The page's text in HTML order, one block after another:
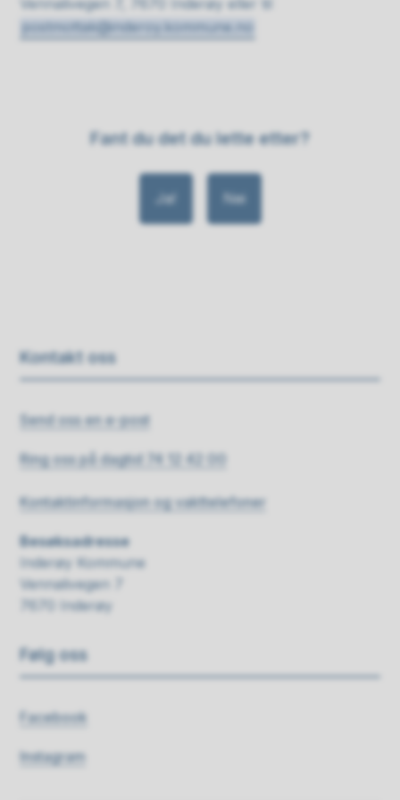
postmottak@inderoy.kommune.no
Fant du det du lette etter?
Ja Nei
Kontakt oss
Send oss en e-post
Ring oss på dagtid 74 12 42 00
Kontaktinformasjon og vakttelefoner
Besøksadresse
Inderøy Kommune
Vennalivegen 7
7670 Inderøy
Følg oss
Facebook
Instagram